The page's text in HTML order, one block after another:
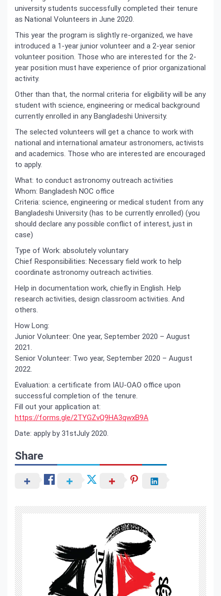
university students successfully completed their tenure
as National Volunteers in June 2020.
This year the program is slightly re-organized, we have
introduced a 1-year junior volunteer and a 2-year senior
volunteer position. Those who are interested for the 2-
year position must have experience of prior organizational
activity.
Other than that, the normal criteria for eligibility will be any
student with science, engineering or medical background
currently enrolled in any Bangladeshi University.
The selected volunteers will get a chance to work with
national and international amateur astronomers, activists
and academics. Those who are interested are encouraged
to apply.
What: to conduct astronomy outreach activities
Whom: Bangladesh NOC office
Criteria: science, engineering or medical student from any
Bangladeshi University (has to be currently enrolled) (you
should declare any possible conflict of interest, just in
case)
Type of Work: absolutely voluntary
Chief Responsibilities: Necessary field work to help
coordinate astronomy outreach activities.
Help in documentation work, chiefly in English. Help
research activities, design classroom activities. And
others.
How Long:
Junior Volunteer: One year, September 2020 – August
2021.
Senior Volunteer: Two year, September 2020 – August
2022.
Evaluation: a certificate from IAU-OAO office upon
successful completion of the tenure.
Fill out your application at:
https://forms.gle/2TYGZvQ9HA3qwxB9A
Date: apply by 31stJuly 2020.
Share